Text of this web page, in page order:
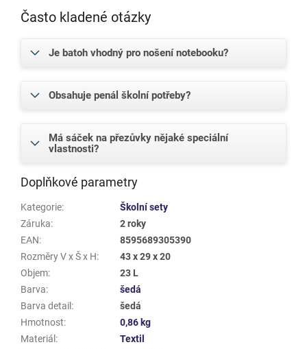
Často kladené otázky
Je batoh vhodný pro nošení notebooku?
Obsahuje penál školní potřeby?
Má sáček na přezůvky nějaké speciální
vlastnosti?
Doplňkové parametry
Kategorie:
Školní sety
Záruka:
2 roky
EAN:
8595689305390
Rozměry V x Š x H:
43 x 29 x 20
Objem:
23 L
Barva:
šedá
Barva detail :
šedá
Hmotnost:
0,86 kg
Materiál :
Textil